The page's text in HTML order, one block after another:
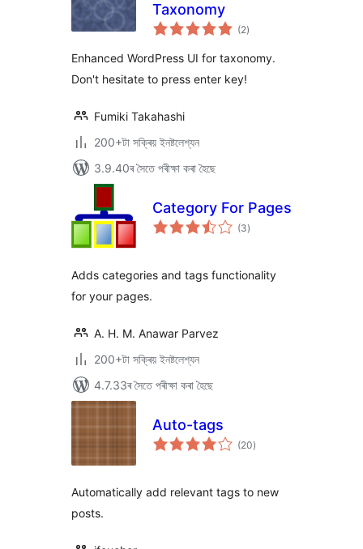
Taxonomy
(2টা
মুঠ)
Enhanced WordPress UI for taxonomy.
Don't hesitate to press enter key!
Fumiki Takahashi
200+টা সক্ৰিয় ইনষ্টলেশ্যন
3.9.40ৰ সৈতে পৰীক্ষা কৰা হৈছে
Category For Pages
(3টা
মুঠ)
Adds categories and tags functionality
for your pages.
A. H. M. Anawar Parvez
200+টা সক্ৰিয় ইনষ্টলেশ্যন
4.7.33ৰ সৈতে পৰীক্ষা কৰা হৈছে
Auto-tags
(20টা
মুঠ)
Automatically add relevant tags to new
posts.